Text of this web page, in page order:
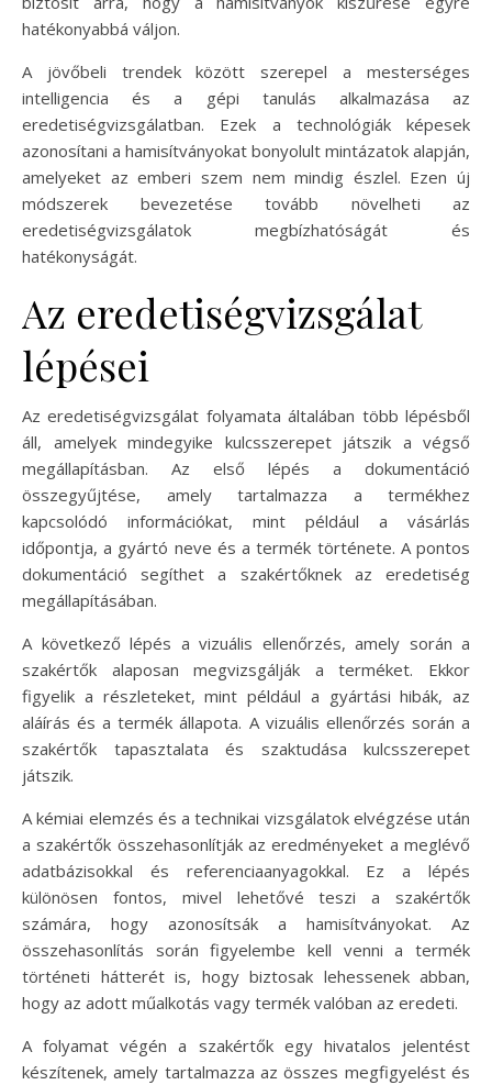
hatékonyabbá váljon.
A jövőbeli trendek között szerepel a mesterséges
intelligencia és a gépi tanulás alkalmazása az
eredetiségvizsgálatban. Ezek a technológiák képesek
azonosítani a hamisítványokat bonyolult mintázatok alapján,
amelyeket az emberi szem nem mindig észlel. Ezen új
módszerek bevezetése tovább növelheti az
eredetiségvizsgálatok megbízhatóságát és
hatékonyságát.
Az eredetiségvizsgálat
lépései
Az eredetiségvizsgálat folyamata általában több lépésből
áll, amelyek mindegyike kulcsszerepet játszik a végső
megállapításban. Az első lépés a dokumentáció
összegyűjtése, amely tartalmazza a termékhez
kapcsolódó információkat, mint például a vásárlás
időpontja, a gyártó neve és a termék története. A pontos
dokumentáció segíthet a szakértőknek az eredetiség
megállapításában.
A következő lépés a vizuális ellenőrzés, amely során a
szakértők alaposan megvizsgálják a terméket. Ekkor
figyelik a részleteket, mint például a gyártási hibák, az
aláírás és a termék állapota. A vizuális ellenőrzés során a
szakértők tapasztalata és szaktudása kulcsszerepet
játszik.
A kémiai elemzés és a technikai vizsgálatok elvégzése után
a szakértők összehasonlítják az eredményeket a meglévő
adatbázisokkal és referenciaanyagokkal. Ez a lépés
különösen fontos, mivel lehetővé teszi a szakértők
számára, hogy azonosítsák a hamisítványokat. Az
összehasonlítás során figyelembe kell venni a termék
történeti hátterét is, hogy biztosak lehessenek abban,
hogy az adott műalkotás vagy termék valóban az eredeti.
A folyamat végén a szakértők egy hivatalos jelentést
készítenek, amely tartalmazza az összes megfigyelést és